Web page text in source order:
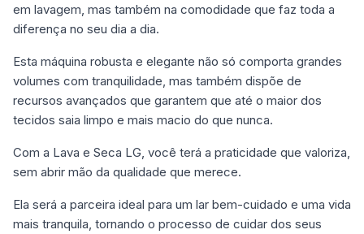
em lavagem, mas também na comodidade que faz toda a
diferença no seu dia a dia.
Esta máquina robusta e elegante não só comporta grandes
volumes com tranquilidade, mas também dispõe de
recursos avançados que garantem que até o maior dos
tecidos saia limpo e mais macio do que nunca.
Com a Lava e Seca LG, você terá a praticidade que valoriza,
sem abrir mão da qualidade que merece.
Ela será a parceira ideal para um lar bem-cuidado e uma vida
mais tranquila, tornando o processo de cuidar dos seus